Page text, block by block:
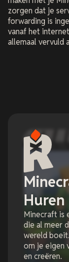
zorgen dat je
forwarding is
vanaf het
allemaal vervuld
Huren
Minecraft is
die al meer
wereld
om je eigen
en creëren.